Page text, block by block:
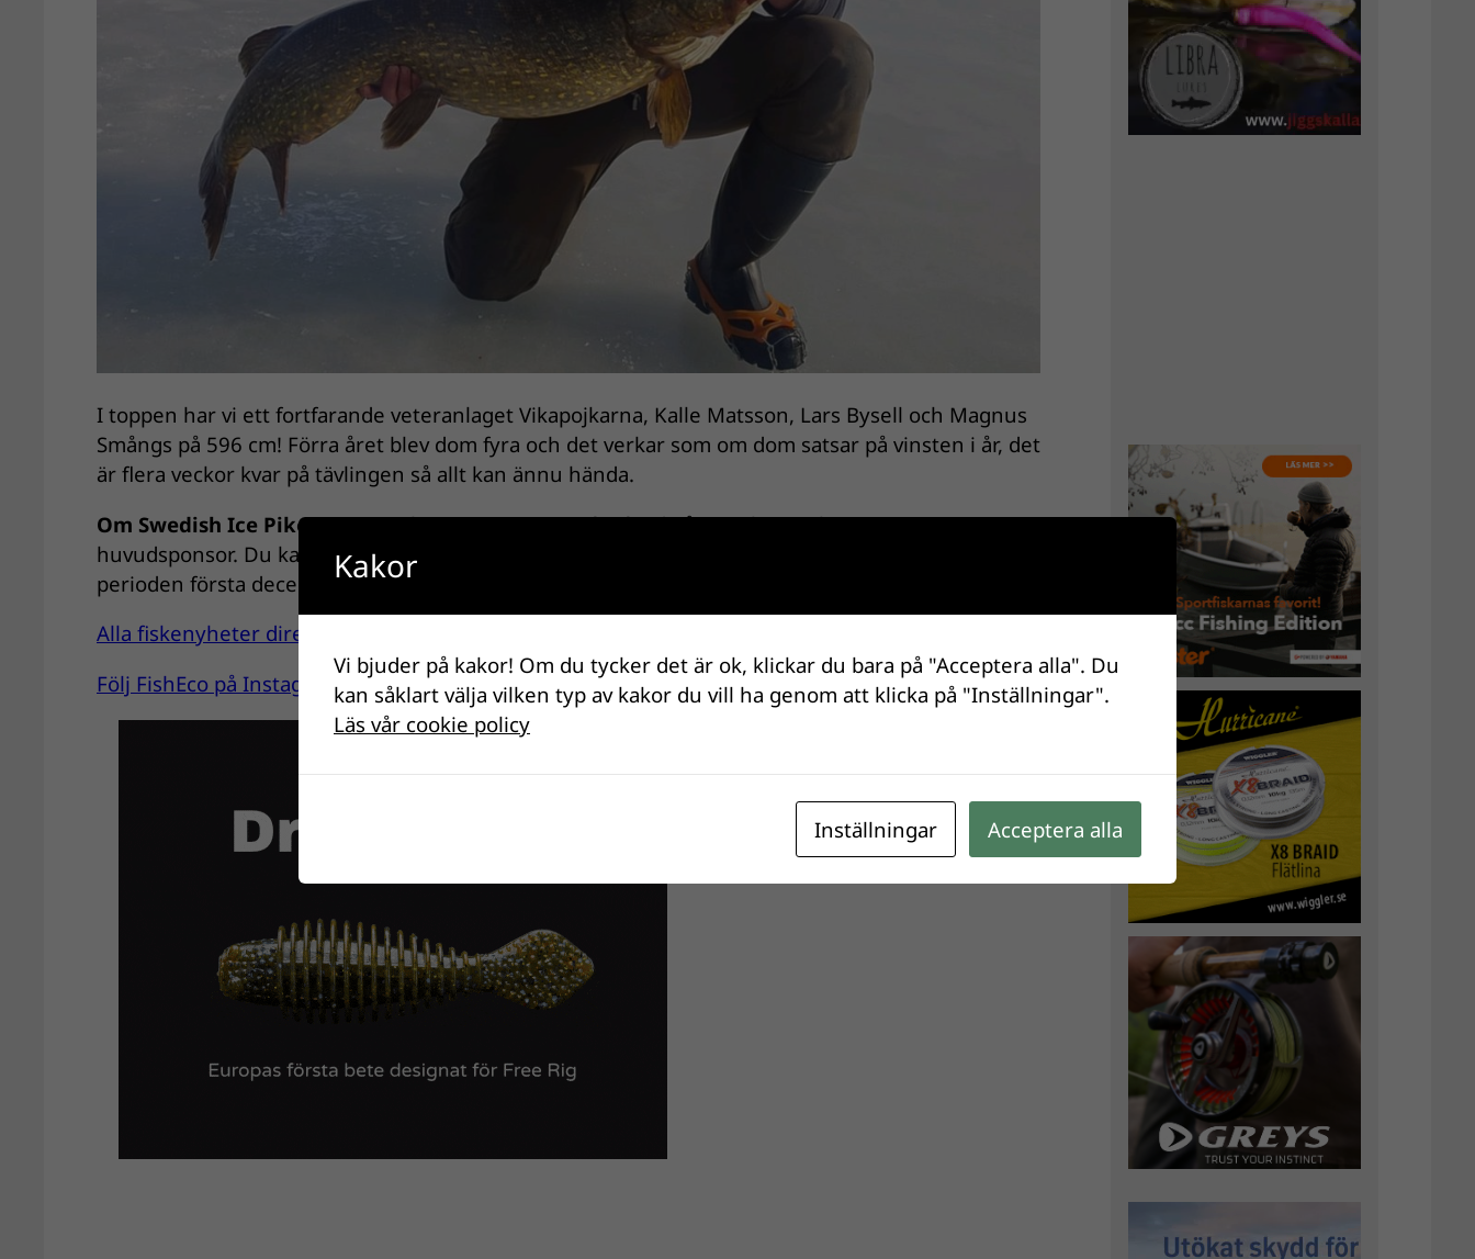
I toppen har vi ett fortfarande veteranlaget Vikapojkarna, Kalle Matsson, Lars Bysell och Magnus
Smångs på 596 cm! Förra året blev dom fyra och det verkar som om dom satsar på vinsten i år, det
är flera veckor kvar på tävlingen så allt kan ännu hända.
Om Swedish Ice Pike Open!Tävlingen arrangeras för fjärde året och vi tackarIFISH/ BIOSsom är
huvudsponsor. Du kan anmäla ditt team när som helst och tävla var du vill och när du vill under
perioden första december till sista april!
Alla fiskenyheter direkt till din mail? Prenumerera på vårt nyhetsbrev!
Följ FishEco på Instagram här!
Kakor
Vi bjuder på kakor! Om du tycker det är ok, klickar du bara på "Acceptera alla". Du
kan såklart välja vilken typ av kakor du vill ha genom att klicka på "Inställningar".
Läs vår cookie policy
Inställningar Acceptera alla